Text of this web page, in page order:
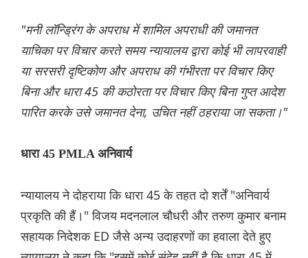
"मनी लॉन्ड्रिंग के अपराध में शामिल अपराधी की जमानत
याचिका पर विचार करते समय न्यायालय द्वारा कोई भी लापरवाही
या सरसरी दृष्टिकोण और अपराध की गंभीरता पर विचार किए
बिना और धारा 45 की कठोरता पर विचार किए बिना गुप्त आदेश
पारित करके उसे जमानत देना, उचित नहीं ठहराया जा सकता।"
धारा 45 PMLA अनिवार्य
न्यायालय ने दोहराया कि धारा 45 के तहत दो शर्तें "अनिवार्य
प्रकृति की हैं।" विजय मदनलाल चौधरी और तरुण कुमार बनाम
सहायक निदेशक ED जैसे अन्य उदाहरणों का हवाला देते हुए